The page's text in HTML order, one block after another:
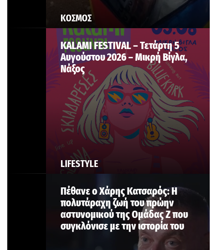
ΚΟΣΜΟΣ
LIFESTYLE
KALAMI FESTIVAL – Τετάρτη 5
Αυγούστου 2026 – Μικρή Βίγλα,
Νάξος
Πέθανε ο Χάρης Κατσαρός: Η
πολυτάραχη ζωή του πρώην
αστυνομικού της Ομάδας Ζ που
συγκλόνισε με την ιστορία του